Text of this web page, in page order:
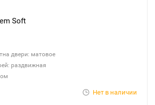
Soft
двери: матовое
раздвижная
Нет в наличии